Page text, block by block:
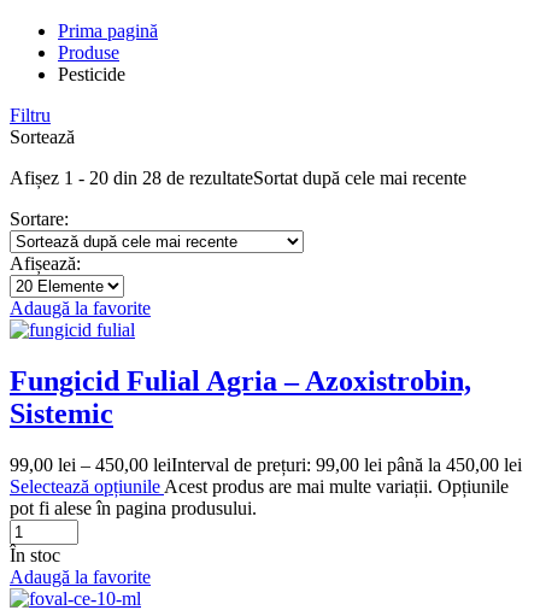
Prima pagină
Produse
Pesticide
Filtru
Sortează
Afișez 1 - 20 din 28 de rezultateSortat după cele mai recente
Sortare:
Afișează:
Adaugă la favorite
Fungicid Fulial Agria – Azoxistrobin,
Sistemic
99,00 lei – 450,00 leiInterval de prețuri: 99,00 lei până la 450,00 lei
Selectează opțiunile Acest produs are mai multe variații. Opțiunile
pot fi alese în pagina produsului.
În stoc
Adaugă la favorite